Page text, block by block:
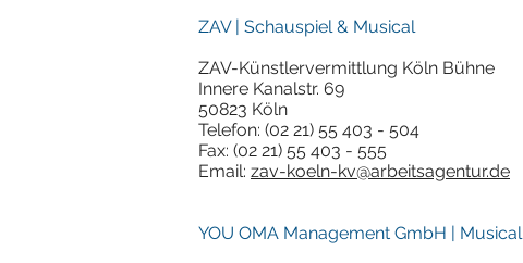
ZAV | Schauspiel & Musical
ZAV-Künstlervermittlung Köln Bühne
Innere Kanalstr. 69
50823 Köln
Telefon: (02 21) 55 403 - 504
Fax: (02 21) 55 403 - 555
Email: zav-koeln-kv@arbeitsagentur.de
YOU OMA Management GmbH | Musical